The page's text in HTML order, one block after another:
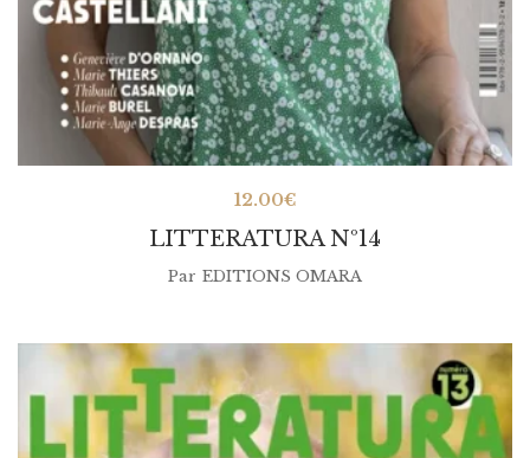
LITTERATURA Nº14
12.00€
Par EDITIONS OMARA